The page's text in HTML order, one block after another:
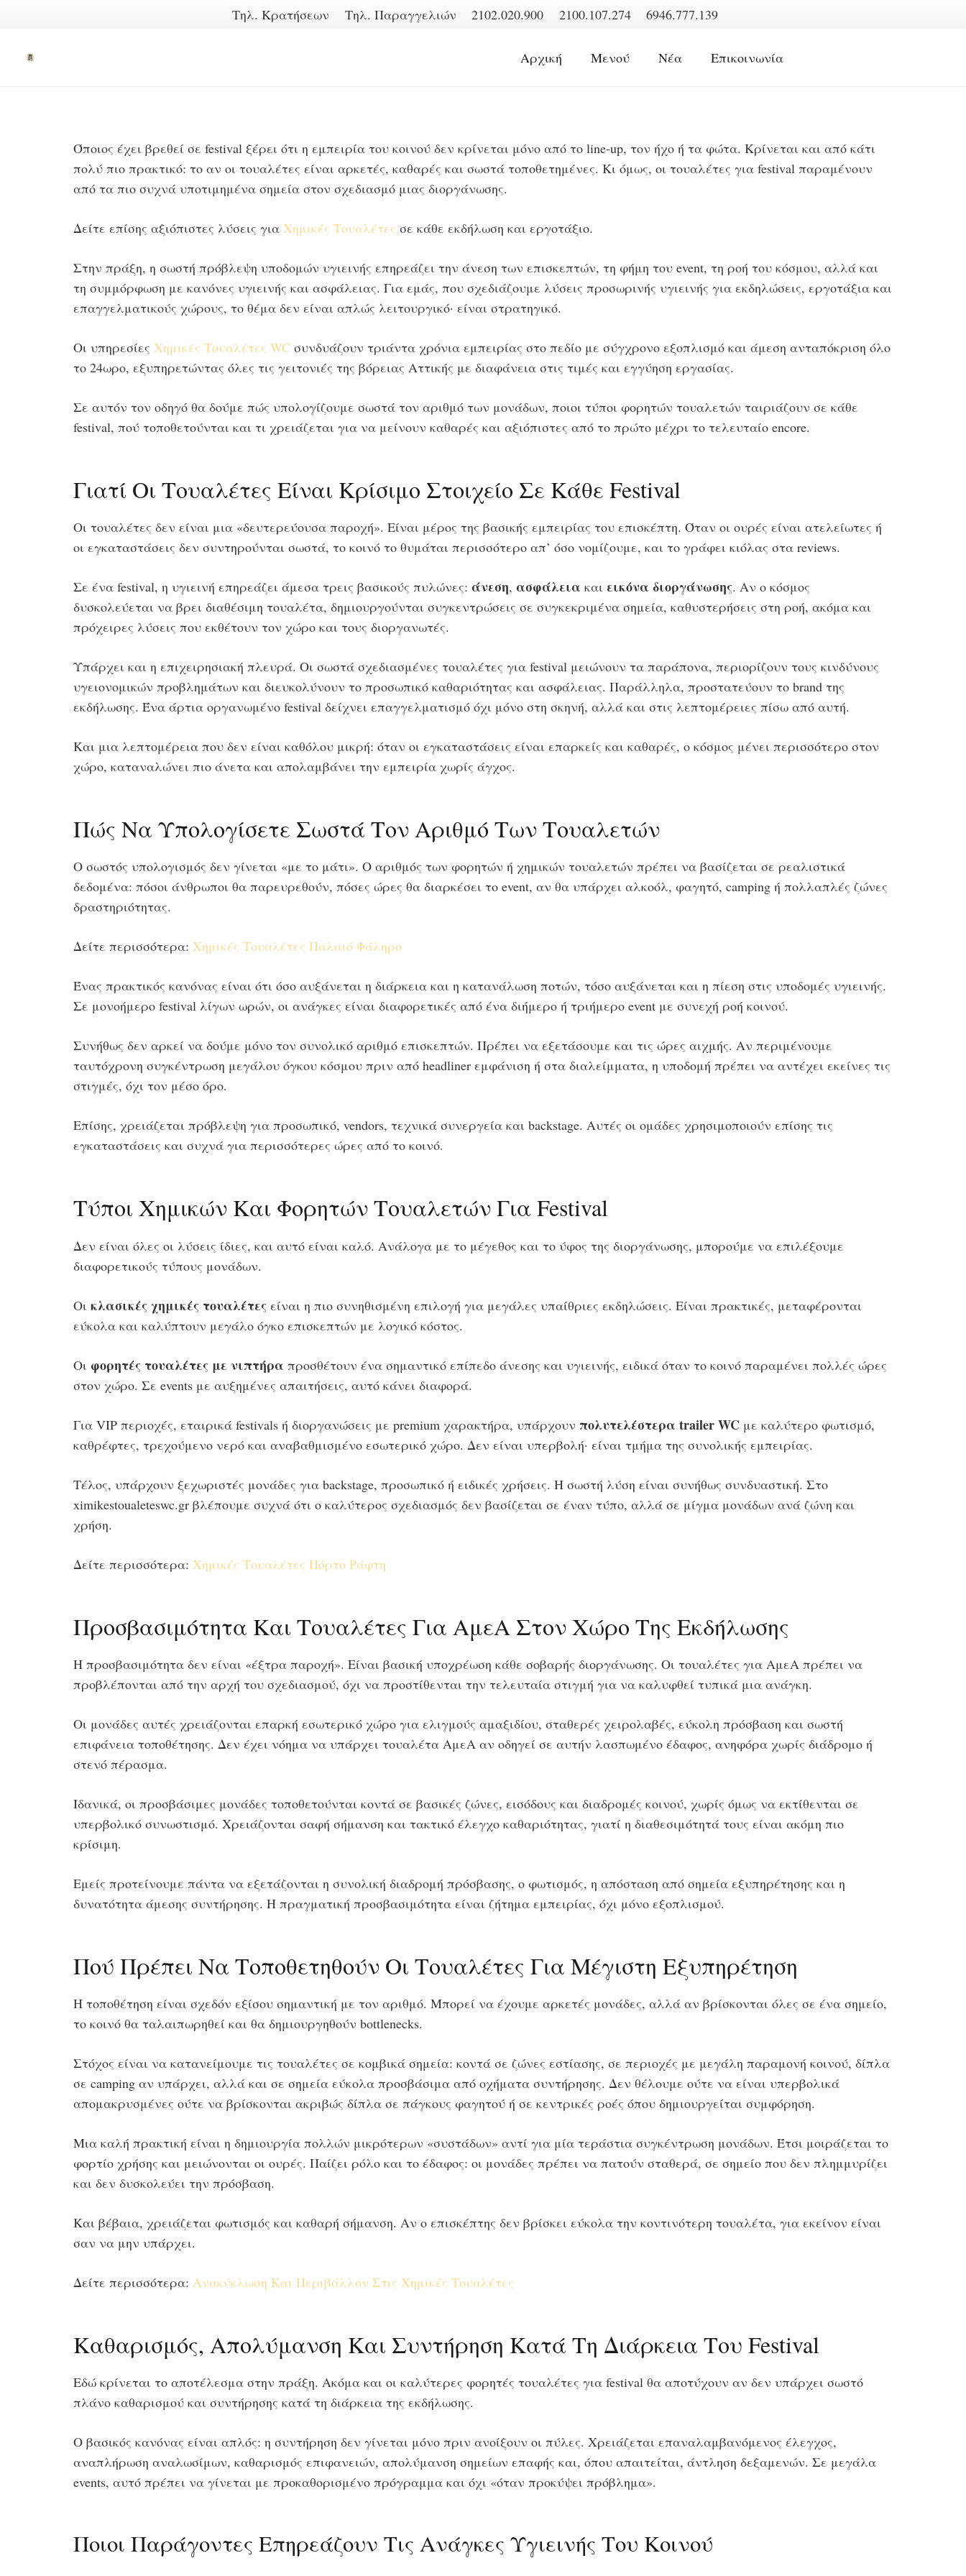
Τηλ. Κρατήσεων Τηλ. Παραγγελιών 2102.020.900 2100.107.274 6946.777.139
Αρχική Μενού Νέα Επικοινωνία
Όποιος έχει βρεθεί σε festival ξέρει ότι η εμπειρία του κοινού δεν κρίνεται μόνο από το line-up, τον ήχο ή τα φώτα. Κρίνεται και από κάτι
πολύ πιο πρακτικό: το αν οι τουαλέτες είναι αρκετές, καθαρές και σωστά τοποθετημένες. Κι όμως, οι τουαλέτες για festival παραμένουν
από τα πιο συχνά υποτιμημένα σημεία στον σχεδιασμό μιας διοργάνωσης.
Δείτε επίσης αξιόπιστες λύσεις για Χημικές Τουαλέτες σε κάθε εκδήλωση και εργοτάξιο.
Στην πράξη, η σωστή πρόβλεψη υποδομών υγιεινής επηρεάζει την άνεση των επισκεπτών, τη φήμη του event, τη ροή του κόσμου, αλλά και
τη συμμόρφωση με κανόνες υγιεινής και ασφάλειας. Για εμάς, που σχεδιάζουμε λύσεις προσωρινής υγιεινής για εκδηλώσεις, εργοτάξια και
επαγγελματικούς χώρους, το θέμα δεν είναι απλώς λειτουργικό· είναι στρατηγικό.
Οι υπηρεσίες Χημικές Τουαλέτες WC συνδυάζουν τριάντα χρόνια εμπειρίας στο πεδίο με σύγχρονο εξοπλισμό και άμεση ανταπόκριση όλο
το 24ωρο, εξυπηρετώντας όλες τις γειτονιές της βόρειας Αττικής με διαφάνεια στις τιμές και εγγύηση εργασίας.
Σε αυτόν τον οδηγό θα δούμε πώς υπολογίζουμε σωστά τον αριθμό των μονάδων, ποιοι τύποι φορητών τουαλετών ταιριάζουν σε κάθε
festival, πού τοποθετούνται και τι χρειάζεται για να μείνουν καθαρές και αξιόπιστες από το πρώτο μέχρι το τελευταίο encore.
Γιατί Οι Τουαλέτες Είναι Κρίσιμο Στοιχείο Σε Κάθε Festival
Οι τουαλέτες δεν είναι μια «δευτερεύουσα παροχή». Είναι μέρος της βασικής εμπειρίας του επισκέπτη. Όταν οι ουρές είναι ατελείωτες ή
οι εγκαταστάσεις δεν συντηρούνται σωστά, το κοινό το θυμάται περισσότερο απ’ όσο νομίζουμε, και το γράφει κιόλας στα reviews.
Σε ένα festival, η υγιεινή επηρεάζει άμεσα τρεις βασικούς πυλώνες: άνεση, ασφάλεια και εικόνα διοργάνωσης. Αν ο κόσμος
δυσκολεύεται να βρει διαθέσιμη τουαλέτα, δημιουργούνται συγκεντρώσεις σε συγκεκριμένα σημεία, καθυστερήσεις στη ροή, ακόμα και
πρόχειρες λύσεις που εκθέτουν τον χώρο και τους διοργανωτές.
Υπάρχει και η επιχειρησιακή πλευρά. Οι σωστά σχεδιασμένες τουαλέτες για festival μειώνουν τα παράπονα, περιορίζουν τους κινδύνους
υγειονομικών προβλημάτων και διευκολύνουν το προσωπικό καθαριότητας και ασφάλειας. Παράλληλα, προστατεύουν το brand της
εκδήλωσης. Ένα άρτια οργανωμένο festival δείχνει επαγγελματισμό όχι μόνο στη σκηνή, αλλά και στις λεπτομέρειες πίσω από αυτή.
Και μια λεπτομέρεια που δεν είναι καθόλου μικρή: όταν οι εγκαταστάσεις είναι επαρκείς και καθαρές, ο κόσμος μένει περισσότερο στον
χώρο, καταναλώνει πιο άνετα και απολαμβάνει την εμπειρία χωρίς άγχος.
Πώς Να Υπολογίσετε Σωστά Τον Αριθμό Των Τουαλετών
Ο σωστός υπολογισμός δεν γίνεται «με το μάτι». Ο αριθμός των φορητών ή χημικών τουαλετών πρέπει να βασίζεται σε ρεαλιστικά
δεδομένα: πόσοι άνθρωποι θα παρευρεθούν, πόσες ώρες θα διαρκέσει το event, αν θα υπάρχει αλκοόλ, φαγητό, camping ή πολλαπλές ζώνες
δραστηριότητας.
Δείτε περισσότερα: Χημικές Τουαλέτες Παλαιό Φάληρο
Ένας πρακτικός κανόνας είναι ότι όσο αυξάνεται η διάρκεια και η κατανάλωση ποτών, τόσο αυξάνεται και η πίεση στις υποδομές υγιεινής.
Σε μονοήμερο festival λίγων ωρών, οι ανάγκες είναι διαφορετικές από ένα διήμερο ή τριήμερο event με συνεχή ροή κοινού.
Συνήθως δεν αρκεί να δούμε μόνο τον συνολικό αριθμό επισκεπτών. Πρέπει να εξετάσουμε και τις ώρες αιχμής. Αν περιμένουμε
ταυτόχρονη συγκέντρωση μεγάλου όγκου κόσμου πριν από headliner εμφάνιση ή στα διαλείμματα, η υποδομή πρέπει να αντέχει εκείνες τις
στιγμές, όχι τον μέσο όρο.
Επίσης, χρειάζεται πρόβλεψη για προσωπικό, vendors, τεχνικά συνεργεία και backstage. Αυτές οι ομάδες χρησιμοποιούν επίσης τις
εγκαταστάσεις και συχνά για περισσότερες ώρες από το κοινό.
Τύποι Χημικών Και Φορητών Τουαλετών Για Festival
Δεν είναι όλες οι λύσεις ίδιες, και αυτό είναι καλό. Ανάλογα με το μέγεθος και το ύφος της διοργάνωσης, μπορούμε να επιλέξουμε
διαφορετικούς τύπους μονάδων.
Οι κλασικές χημικές τουαλέτες είναι η πιο συνηθισμένη επιλογή για μεγάλες υπαίθριες εκδηλώσεις. Είναι πρακτικές, μεταφέρονται
εύκολα και καλύπτουν μεγάλο όγκο επισκεπτών με λογικό κόστος.
Οι φορητές τουαλέτες με νιπτήρα προσθέτουν ένα σημαντικό επίπεδο άνεσης και υγιεινής, ειδικά όταν το κοινό παραμένει πολλές ώρες
στον χώρο. Σε events με αυξημένες απαιτήσεις, αυτό κάνει διαφορά.
Για VIP περιοχές, εταιρικά festivals ή διοργανώσεις με premium χαρακτήρα, υπάρχουν πολυτελέστερα trailer WC με καλύτερο φωτισμό,
καθρέφτες, τρεχούμενο νερό και αναβαθμισμένο εσωτερικό χώρο. Δεν είναι υπερβολή· είναι τμήμα της συνολικής εμπειρίας.
Τέλος, υπάρχουν ξεχωριστές μονάδες για backstage, προσωπικό ή ειδικές χρήσεις. Η σωστή λύση είναι συνήθως συνδυαστική. Στο
ximikestoualeteswc.gr βλέπουμε συχνά ότι ο καλύτερος σχεδιασμός δεν βασίζεται σε έναν τύπο, αλλά σε μίγμα μονάδων ανά ζώνη και
χρήση.
Δείτε περισσότερα: Χημικές Τουαλέτες Πόρτο Ράφτη
Προσβασιμότητα Και Τουαλέτες Για ΑμεΑ Στον Χώρο Της Εκδήλωσης
Η προσβασιμότητα δεν είναι «έξτρα παροχή». Είναι βασική υποχρέωση κάθε σοβαρής διοργάνωσης. Οι τουαλέτες για ΑμεΑ πρέπει να
προβλέπονται από την αρχή του σχεδιασμού, όχι να προστίθενται την τελευταία στιγμή για να καλυφθεί τυπικά μια ανάγκη.
Οι μονάδες αυτές χρειάζονται επαρκή εσωτερικό χώρο για ελιγμούς αμαξιδίου, σταθερές χειρολαβές, εύκολη πρόσβαση και σωστή
επιφάνεια τοποθέτησης. Δεν έχει νόημα να υπάρχει τουαλέτα ΑμεΑ αν οδηγεί σε αυτήν λασπωμένο έδαφος, ανηφόρα χωρίς διάδρομο ή
στενό πέρασμα.
Ιδανικά, οι προσβάσιμες μονάδες τοποθετούνται κοντά σε βασικές ζώνες, εισόδους και διαδρομές κοινού, χωρίς όμως να εκτίθενται σε
υπερβολικό συνωστισμό. Χρειάζονται σαφή σήμανση και τακτικό έλεγχο καθαριότητας, γιατί η διαθεσιμότητά τους είναι ακόμη πιο
κρίσιμη.
Εμείς προτείνουμε πάντα να εξετάζονται η συνολική διαδρομή πρόσβασης, ο φωτισμός, η απόσταση από σημεία εξυπηρέτησης και η
δυνατότητα άμεσης συντήρησης. Η πραγματική προσβασιμότητα είναι ζήτημα εμπειρίας, όχι μόνο εξοπλισμού.
Πού Πρέπει Να Τοποθετηθούν Οι Τουαλέτες Για Μέγιστη Εξυπηρέτηση
Η τοποθέτηση είναι σχεδόν εξίσου σημαντική με τον αριθμό. Μπορεί να έχουμε αρκετές μονάδες, αλλά αν βρίσκονται όλες σε ένα σημείο,
το κοινό θα ταλαιπωρηθεί και θα δημιουργηθούν bottlenecks.
Στόχος είναι να κατανείμουμε τις τουαλέτες σε κομβικά σημεία: κοντά σε ζώνες εστίασης, σε περιοχές με μεγάλη παραμονή κοινού, δίπλα
σε camping αν υπάρχει, αλλά και σε σημεία εύκολα προσβάσιμα από οχήματα συντήρησης. Δεν θέλουμε ούτε να είναι υπερβολικά
απομακρυσμένες ούτε να βρίσκονται ακριβώς δίπλα σε πάγκους φαγητού ή σε κεντρικές ροές όπου δημιουργείται συμφόρηση.
Μια καλή πρακτική είναι η δημιουργία πολλών μικρότερων «συστάδων» αντί για μία τεράστια συγκέντρωση μονάδων. Έτσι μοιράζεται το
φορτίο χρήσης και μειώνονται οι ουρές. Παίζει ρόλο και το έδαφος: οι μονάδες πρέπει να πατούν σταθερά, σε σημείο που δεν πλημμυρίζει
και δεν δυσκολεύει την πρόσβαση.
Και βέβαια, χρειάζεται φωτισμός και καθαρή σήμανση. Αν ο επισκέπτης δεν βρίσκει εύκολα την κοντινότερη τουαλέτα, για εκείνον είναι
σαν να μην υπάρχει.
Δείτε περισσότερα: Ανακύκλωση Και Περιβάλλον Στις Χημικές Τουαλέτες
Καθαρισμός, Απολύμανση Και Συντήρηση Κατά Τη Διάρκεια Του Festival
Εδώ κρίνεται το αποτέλεσμα στην πράξη. Ακόμα και οι καλύτερες φορητές τουαλέτες για festival θα αποτύχουν αν δεν υπάρχει σωστό
πλάνο καθαρισμού και συντήρησης κατά τη διάρκεια της εκδήλωσης.
Ο βασικός κανόνας είναι απλός: η συντήρηση δεν γίνεται μόνο πριν ανοίξουν οι πύλες. Χρειάζεται επαναλαμβανόμενος έλεγχος,
αναπλήρωση αναλωσίμων, καθαρισμός επιφανειών, απολύμανση σημείων επαφής και, όπου απαιτείται, άντληση δεξαμενών. Σε μεγάλα
events, αυτό πρέπει να γίνεται με προκαθορισμένο πρόγραμμα και όχι «όταν προκύψει πρόβλημα».
Ποιοι Παράγοντες Επηρεάζουν Τις Ανάγκες Υγιεινής Του Κοινού